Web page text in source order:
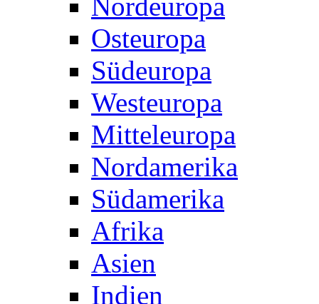
Nordeuropa
Osteuropa
Südeuropa
Westeuropa
Mitteleuropa
Nordamerika
Südamerika
Afrika
Asien
Indien